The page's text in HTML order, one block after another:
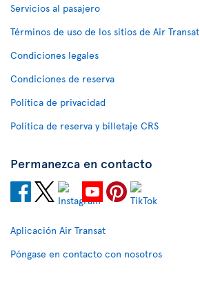
Servicios al pasajero
Términos de uso de los sitios de Air Transat
Condiciones legales
Condiciones de reserva
Política de privacidad
Política de reserva y billetaje CRS
Permanezca en contacto
Aplicación Air Transat
Póngase en contacto con nosotros